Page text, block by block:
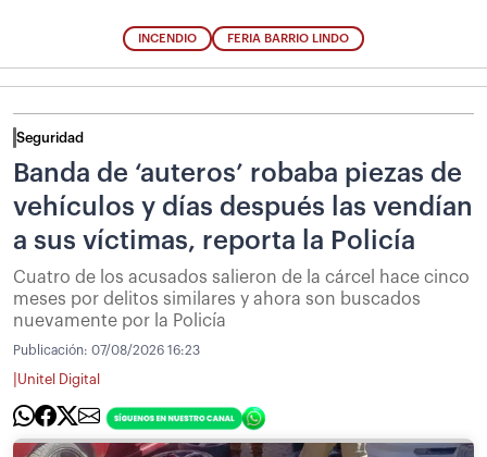
INCENDIO FERIA BARRIO LINDO
Seguridad
Banda de ‘auteros’ robaba piezas de
vehículos y días después las vendían
a sus víctimas, reporta la Policía
Cuatro de los acusados salieron de la cárcel hace cinco
meses por delitos similares y ahora son buscados
nuevamente por la Policía
Publicación: 07/08/2026 16:23
Unitel Digital